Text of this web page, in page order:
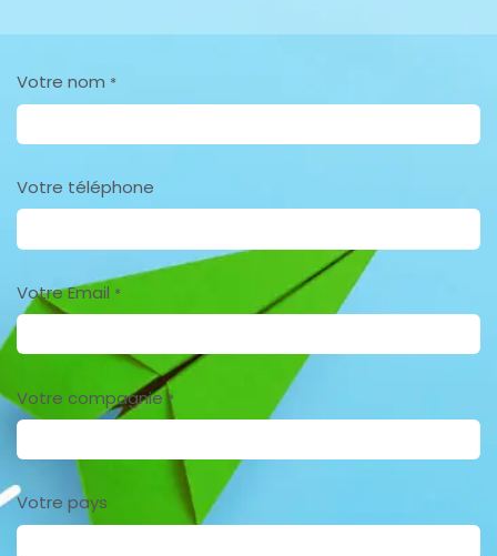
Votre nom *
Votre téléphone
Votre Email *
Votre compagnie *
Votre pays